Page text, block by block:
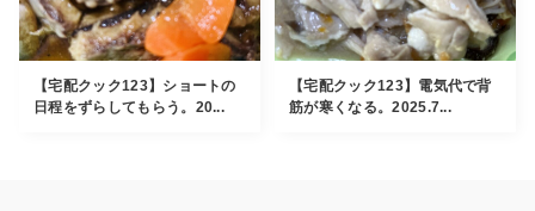
【宅配クック123】ショートの
日程をずらしてもらう。20...
【宅配クック123】電気代で背
筋が寒くなる。2025.7...